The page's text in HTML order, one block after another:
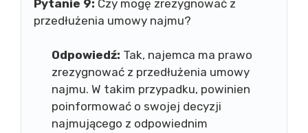
Pytanie 9: Czy mogę zrezygnować z
przedłużenia umowy najmu?
Odpowiedź: Tak, najemca ma prawo
zrezygnować z przedłużenia umowy
najmu. W takim przypadku, powinien
poinformować o swojej decyzji
najmującego z odpowiednim